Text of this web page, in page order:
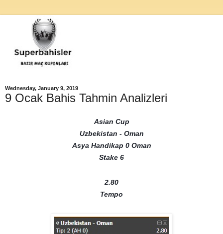
Wednesday, January 9, 2019
9 Ocak Bahis Tahmin Analizleri
Asian Cup
Uzbekistan - Oman
Asya Handikap 0 Oman
Stake 6
2.80
Tempo